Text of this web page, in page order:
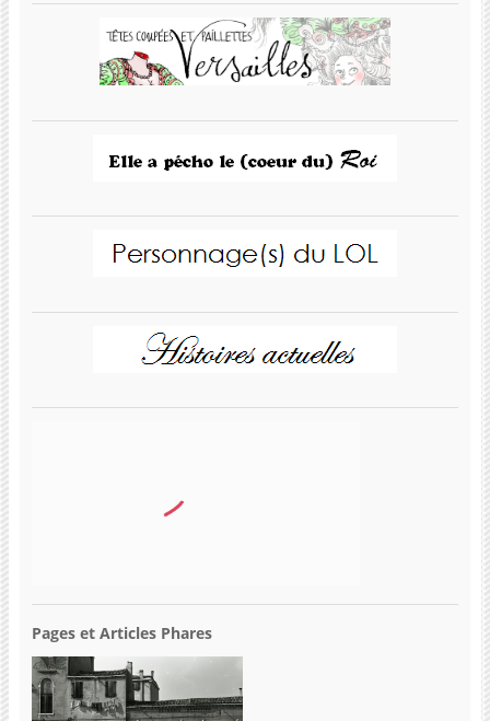
Pages et Articles Phares